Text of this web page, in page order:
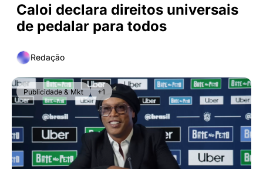
Caloi declara direitos universais
de pedalar para todos
Redação
Publicidade & Mkt +1